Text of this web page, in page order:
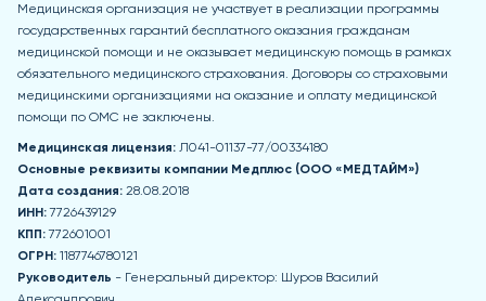
Медицинская организация не участвует в реализации программы
государственных гарантий бесплатного оказания гражданам
медицинской помощи и не оказывает медицинскую помощь в рамках
обязательного медицинского страхования. Договоры со страховыми
медицинскими организациями на оказание и оплату медицинской
помощи по ОМС не заключены.
Медицинская лицензия: Л041-01137-77/00334180
Основные реквизиты компании Медплюс (ООО «МЕДТАЙМ»)
Дата создания: 28.08.2018
ИНН:7726439129
КПП:772601001
ОГРН: 1187746780121
Руководитель - Генеральный директор: Шуров Василий